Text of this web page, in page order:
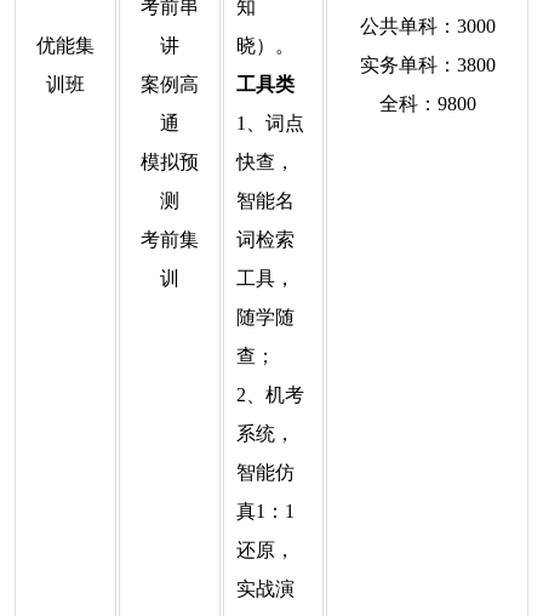
优能集
训班
考前串
讲
案例高
通
模拟预
测
考前集
训
知
晓）。
工具类
1、词点
快查，
智能名
词检索
工具，
随学随
查；
2、机考
系统，
智能仿
真1：1
还原，
实战演
公共单科：3000
实务单科：3800
全科：9800